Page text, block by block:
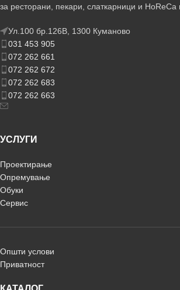
за ресторани, пекари, слаткарници и HoReCa
Ул.100 бр.126В, 1300 Куманово
031 453 905
072 262 661
072 262 672
072 262 683
072 262 663
УСЛУГИ
Проектирање
Опремување
Обуки
Сервис
Општи услови
Приватност